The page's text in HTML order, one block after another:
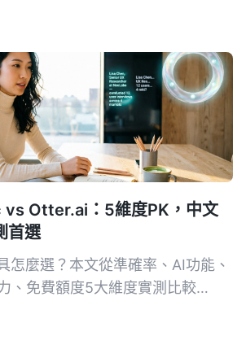
Otter.ai：5維度PK，中文
首選
怎麼選？本文從準確率、AI功能、
、免費額度5大維度實測比較